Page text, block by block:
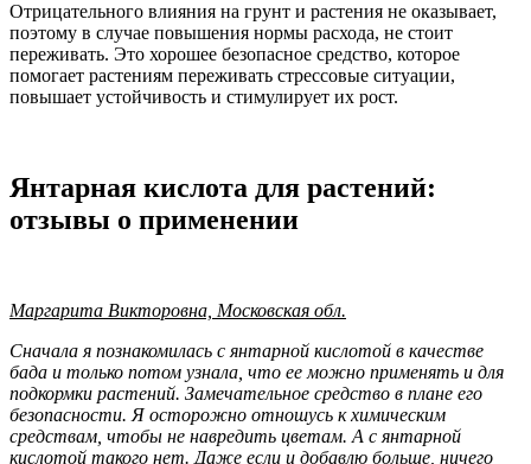
Отрицательного влияния на грунт и растения не оказывает,
поэтому в случае повышения нормы расхода, не стоит
переживать. Это хорошее безопасное средство, которое
помогает растениям переживать стрессовые ситуации,
повышает устойчивость и стимулирует их рост.
Янтарная кислота для растений:
отзывы о применении
Маргарита Викторовна, Московская обл.
Сначала я познакомилась с янтарной кислотой в качестве
бада и только потом узнала, что ее можно применять и для
подкормки растений. Замечательное средство в плане его
безопасности. Я осторожно отношусь к химическим
средствам, чтобы не навредить цветам. А с янтарной
кислотой такого нет. Даже если и добавлю больше, ничего